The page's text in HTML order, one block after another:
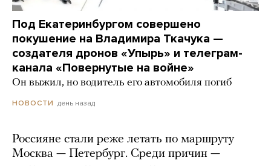
Под Екатеринбургом совершено
покушение на Владимира Ткачука —
создателя дронов «Упырь» и телеграм-
канала «Повернутые на войне»
Он выжил, но водитель его автомобиля погиб
НОВОСТИ день назад
Россияне стали реже летать по маршруту
Москва — Петербург. Среди причин —